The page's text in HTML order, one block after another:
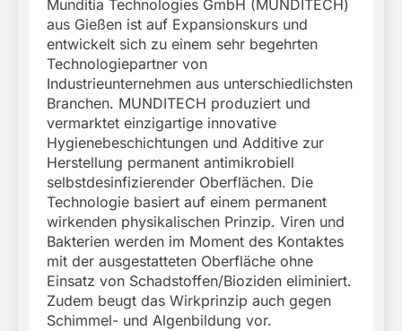
Munditia Technologies GmbH (MUNDITECH)
aus Gießen ist auf Expansionskurs und
entwickelt sich zu einem sehr begehrten
Technologiepartner von
Industrieunternehmen aus unterschiedlichsten
Branchen. MUNDITECH produziert und
vermarktet einzigartige innovative
Hygienebeschichtungen und Additive zur
Herstellung permanent antimikrobiell
selbstdesinfizierender Oberflächen. Die
Technologie basiert auf einem permanent
wirkenden physikalischen Prinzip. Viren und
Bakterien werden im Moment des Kontaktes
mit der ausgestatteten Oberfläche ohne
Einsatz von Schadstoffen/Bioziden eliminiert.
Zudem beugt das Wirkprinzip auch gegen
Schimmel- und Algenbildung vor.